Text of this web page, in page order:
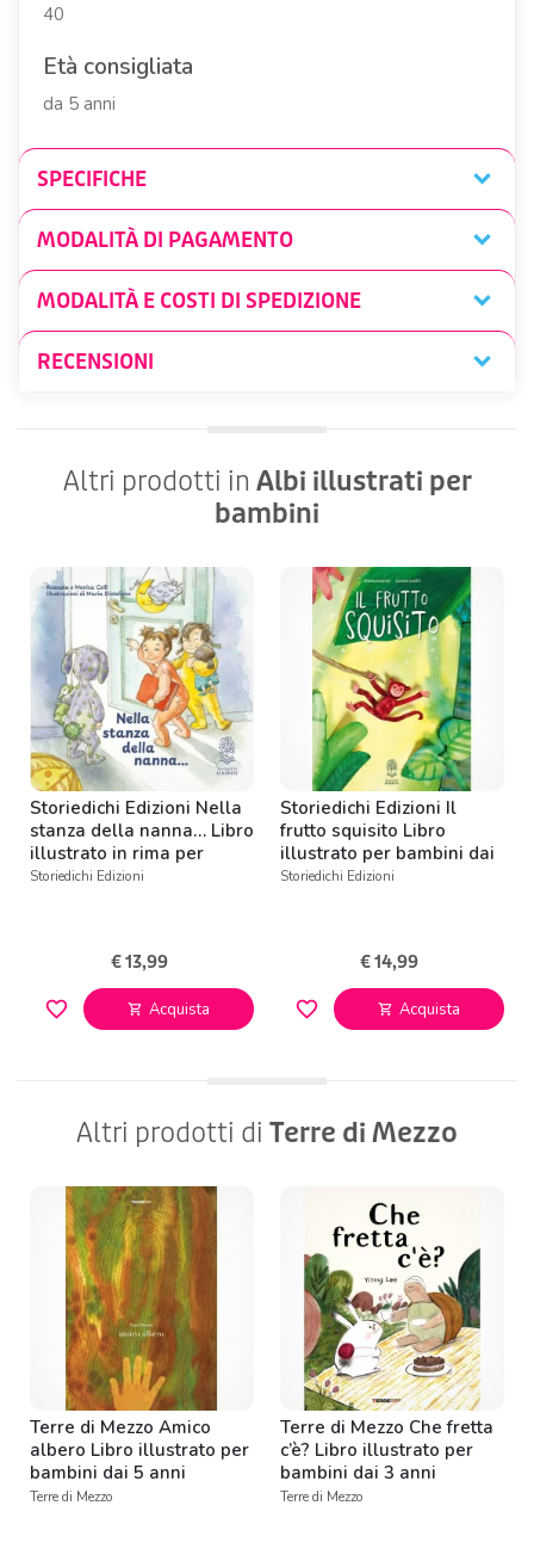
40
Età consigliata
da 5 anni
SPECIFICHE
MODALITÀ DI PAGAMENTO
MODALITÀ E COSTI DI SPEDIZIONE
RECENSIONI
Altri prodotti in Albi illustrati per
bambini
Storiedichi Edizioni Nella
stanza della nanna… Libro
illustrato in rima per
bambini da 0 a 3 anni
Storiedichi Edizioni
€ 13,99
favorite_border shopping_cart Acquista
Storiedichi Edizioni Il
frutto squisito Libro
illustrato per bambini dai
3 anni
Storiedichi Edizioni
€ 14,99
favorite_border shopping_cart Acquista
Altri prodotti di Terre di Mezzo
Terre di Mezzo Amico
albero Libro illustrato per
bambini dai 5 anni
Terre di Mezzo
Terre di Mezzo Che fretta
c’è? Libro illustrato per
bambini dai 3 anni
Terre di Mezzo